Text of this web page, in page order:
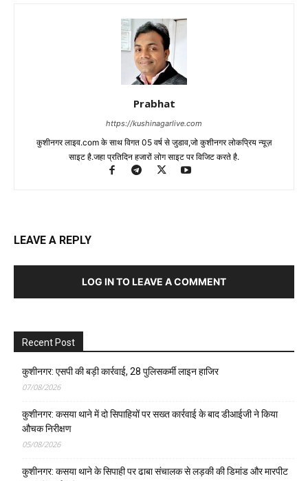
Prabhat
https://kushinagarlive.com
कुशीनगर लाइव.com के साथ विगत 05 वर्ष से जुडाव,जो कुशीनगर लोकप्रिय न्यूज़
साइट है.जहा प्रतिदिन हजारों लोग साइट पर विजिट करते है.
LEAVE A REPLY
LOG IN TO LEAVE A COMMENT
Recent Post
कुशीनगर: एसपी की बड़ी कार्रवाई, 28 पुलिसकर्मी लाइन हाजिर
07/08/2026
कुशीनगर: कसया थाने में दो सिपाहियों पर सख्त कार्रवाई के बाद डीआईजी ने किया
औचक निरीक्षण
05/08/2026
कुशीनगर: कसया थाने के सिपाही पर ढाबा संचालक से लड़की की डिमांड और मारपीट